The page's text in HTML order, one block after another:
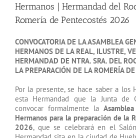
Hermanos | Hermandad del
Romería de Pentecostés 2026
CONVOCATORIA DE LA ASAMBLEA
HERMANOS DE LA REAL, ILUSTRE,
HERMANDAD DE NTRA. SRA. DEL
LA PREPARACIÓN DE LA ROMERÍA
Por la presente, se hace saber a los
esta Hermandad que la Junta de
convocar formalmente la
Hermanos para la preparación de la
2026, que se celebrará en el